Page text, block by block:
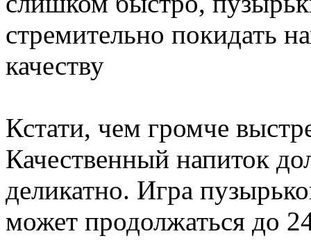
стремительно покидать
качеству
Кстати, чем громче
Качественный напиток
деликатно. Игра
может продолжаться до